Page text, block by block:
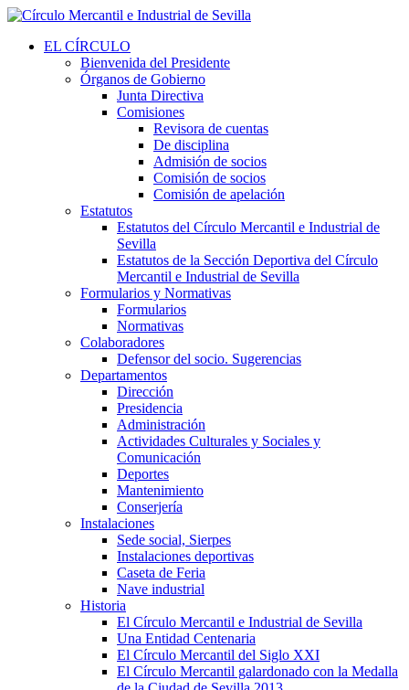
EL CÍRCULO
Bienvenida del Presidente
Órganos de Gobierno
Junta Directiva
Comisiones
Revisora de cuentas
De disciplina
Admisión de socios
Comisión de socios
Comisión de apelación
Estatutos
Estatutos del Círculo Mercantil e Industrial de
Sevilla
Estatutos de la Sección Deportiva del Círculo
Mercantil e Industrial de Sevilla
Formularios y Normativas
Formularios
Normativas
Colaboradores
Defensor del socio. Sugerencias
Departamentos
Dirección
Presidencia
Administración
Actividades Culturales y Sociales y
Comunicación
Deportes
Mantenimiento
Conserjería
Instalaciones
Sede social, Sierpes
Instalaciones deportivas
Caseta de Feria
Nave industrial
Historia
El Círculo Mercantil e Industrial de Sevilla
Una Entidad Centenaria
El Círculo Mercantil del Siglo XXI
El Círculo Mercantil galardonado con la Medalla